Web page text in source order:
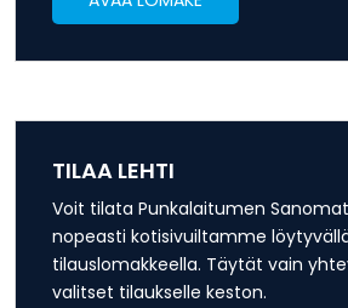
TILAA LEHTI
Voit tilata Punkalaitumen
nopeasti kotisivuiltamme
tilauslomakkeella. Täytät vain
valitset tilaukselle keston.